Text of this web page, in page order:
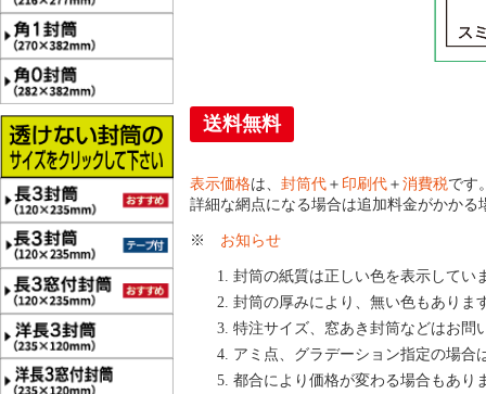
送料無料
表示価格は、 封筒代 ＋ 印刷代 ＋ 消費税です
詳細な網点になる場合は追加料金がかかる
※ お知らせ
封筒の紙質は正しい色を表示してい
封筒の厚みにより、無い色もありま
特注サイズ、窓あき封筒などはお問
アミ点、グラデーション指定の場合
都合により価格が変わる場合もあり